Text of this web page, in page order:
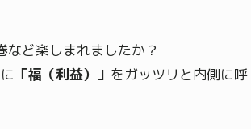
ど楽しまれましたか？
「福（利益）」 をガッツリと内側に呼